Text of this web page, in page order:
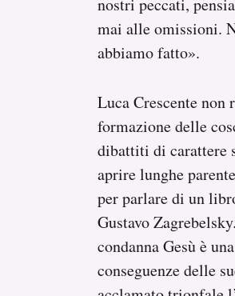
nostri peccati,
mai alle omissioni.
abbiamo fatto».
Luca Crescente
formazione delle
dibattiti di carattere
aprire lunghe
per parlare di un
Gustavo
condanna Gesù è
conseguenze delle